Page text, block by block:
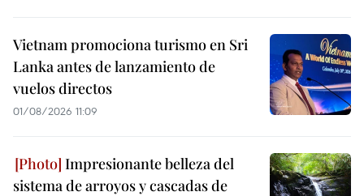
Vietnam promociona turismo en Sri
Lanka antes de lanzamiento de
vuelos directos
01/08/2026 11:09
Impresionante belleza del
sistema de arroyos y cascadas de